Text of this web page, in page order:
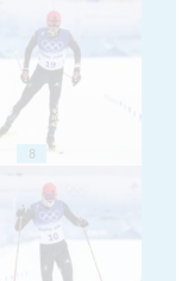
8